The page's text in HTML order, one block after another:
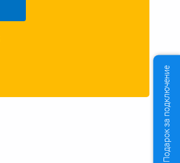
Подарок за подключение